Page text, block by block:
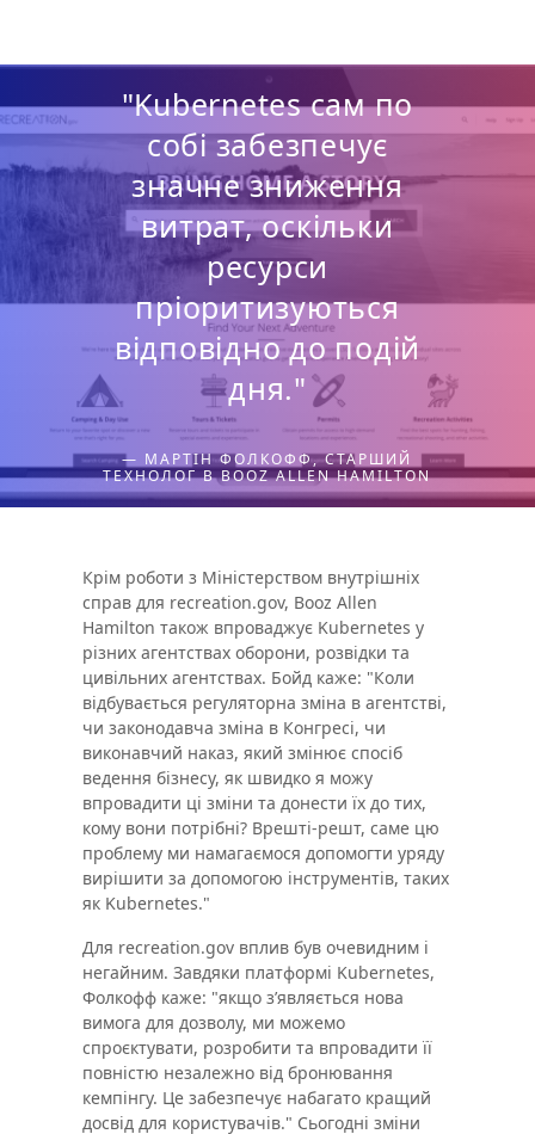
"Kubernetes сам по
собі забезпечує
значне зниження
витрат, оскільки
ресурси
пріоритизуються
відповідно до подій
дня."
— МАРТІН ФОЛКОФФ, СТАРШИЙ
ТЕХНОЛОГ В BOOZ ALLEN HAMILTON
Крім роботи з Міністерством внутрішніх
справ для recreation.gov, Booz Allen
Hamilton також впроваджує Kubernetes у
різних агентствах оборони, розвідки та
цивільних агентствах. Бойд каже: "Коли
відбувається регуляторна зміна в агентстві,
чи законодавча зміна в Конгресі, чи
виконавчий наказ, який змінює спосіб
ведення бізнесу, як швидко я можу
впровадити ці зміни та донести їх до тих,
кому вони потрібні? Врешті-решт, саме цю
проблему ми намагаємося допомогти уряду
вирішити за допомогою інструментів, таких
як Kubernetes."
Для recreation.gov вплив був очевидним і
негайним. Завдяки платформі Kubernetes,
Фолкофф каже: "якщо зʼявляється нова
вимога для дозволу, ми можемо
спроєктувати, розробити та впровадити її
повністю незалежно від бронювання
кемпінгу. Це забезпечує набагато кращий
досвід для користувачів." Сьогодні зміни